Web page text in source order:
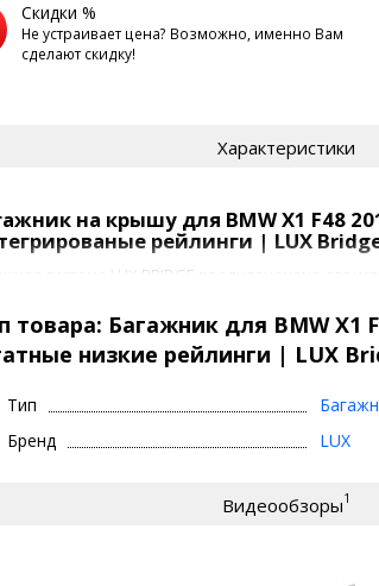
Скидки %
Не устраивает цена? Возможно, именно Вам
сделают скидку!
Характеристики
на крышу для BMW X1 F48
рейлинги | LUX
система LUX BRIDGE предназначена для
2020+ с интегрированными рейлингами или
день это один из самых красивых
в соответствии с текущим трендом. А
крыловидные дуги аэро-трэвэл
черные поперечины
LUX BRIDGE имеет защиту от кражи:
товара: Багажник для BMW X1
низкие рейлинги | LUX
Тип
Бренд
LUX
Видеообзоры1